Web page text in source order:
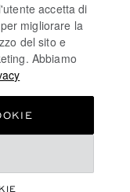
accetta di
migliorare la
del sito e
Abbiamo